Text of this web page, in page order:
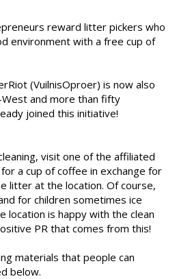
reward litter pickers who
environment with a free cup of
(VuilnisOproer) is now also
and more than fifty
joined this initiative!
visit one of the affiliated
a cup of coffee in exchange for
litter at the location. Of course,
for children sometimes ice
location is happy with the clean
PR that comes from this!
materials that people can
below.